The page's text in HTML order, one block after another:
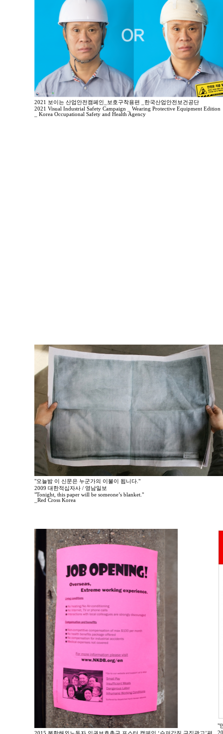
2021 보이는 산업안전캠페인_보호구착용편 _한국산업안전보건공단
2021 Visual Industrial Safety Campaign _ Wearing Protective Equipment Edition
_ Korea Occupational Safety and Health Agency
"오늘밤 이 신문은 누군가의 이불이 됩니다."
2009 대한적십자사 / 영남일보
"Tonight, this paper will be someone’s blanket."
_Red Cross Korea
"